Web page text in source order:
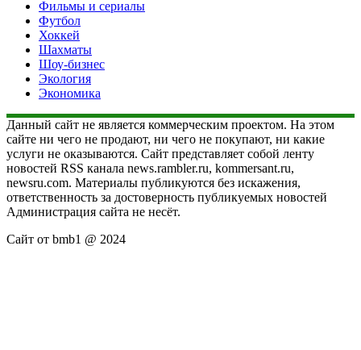
Фильмы и сериалы
Футбол
Хоккей
Шахматы
Шоу-бизнес
Экология
Экономика
Данный сайт не является коммерческим проектом. На этом
сайте ни чего не продают, ни чего не покупают, ни какие
услуги не оказываются. Сайт представляет собой ленту
новостей RSS канала news.rambler.ru, kommersant.ru,
newsru.com. Материалы публикуются без искажения,
ответственность за достоверность публикуемых новостей
Администрация сайта не несёт.
Сайт от bmb1 @ 2024